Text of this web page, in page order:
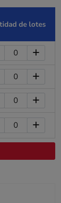
de lotes